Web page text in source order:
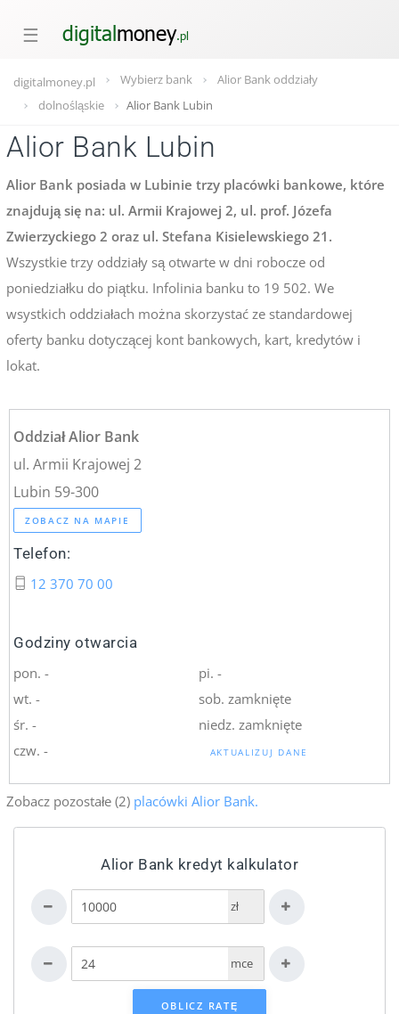
☰
digitalmoney.pl Wybierz bank
Alior Bank oddziały
dolnośląskie
Alior Bank Lubin
Alior Bank Lubin
Alior Bank posiada w Lubinie trzy placówki bankowe, które
znajdują się na: ul. Armii Krajowej 2, ul. prof. Józefa
Zwierzyckiego 2 oraz ul. Stefana Kisielewskiego 21.
Wszystkie trzy oddziały są otwarte w dni robocze od
poniedziałku do piątku. Infolinia banku to 19 502. We
wsystkich oddziałach można skorzystać ze standardowej
oferty banku dotyczącej kont bankowych, kart, kredytów i
lokat.
Oddział Alior Bank
ul. Armii Krajowej 2
Lubin 59-300
ZOBACZ NA MAPIE
Telefon:
12 370 70 00
Godziny otwarcia
pon. -
wt. -
śr. -
czw. -
pi. -
sob. zamknięte
niedz. zamknięte
AKTUALIZUJ DANE
Zobacz pozostałe (2) placówki Alior Bank.
Alior Bank kredyt kalkulator
zł
mce